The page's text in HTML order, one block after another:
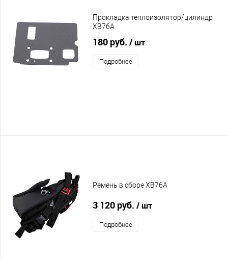
Прокладка теплоизолятор/цилиндр
XB76A
180 руб. / шт
Подробнее
Ремень в сборе XB76A
3 120 руб. / шт
Подробнее